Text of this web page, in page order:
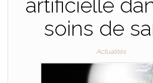
artificielle
soins de
Actualités